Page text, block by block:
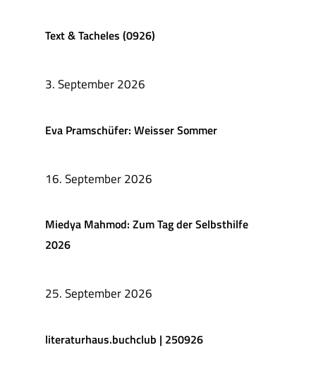
Text & Tacheles (0926)
3. September 2026
Eva Pramschüfer: Weisser Sommer
16. September 2026
Miedya Mahmod: Zum Tag der Selbsthilfe
2026
25. September 2026
literaturhaus.buchclub | 250926